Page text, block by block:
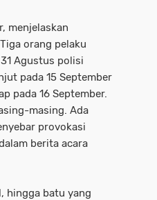
menjelaskan
orang pelaku
Agustus polisi
pada 15 September
pada 16 September.
masing. Ada
provokasi
berita acara
hingga batu yang